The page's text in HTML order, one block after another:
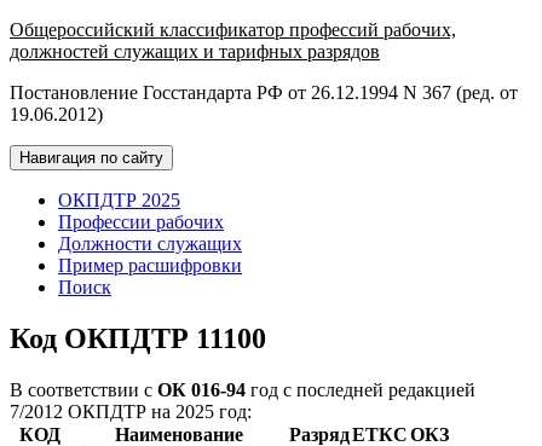
Общероссийский классификатор профессий рабочих,
должностей служащих и тарифных разрядов
Постановление Госстандарта РФ от 26.12.1994 N 367 (ред. от
19.06.2012)
Навигация по сайту
ОКПДТР 2025
Профессии рабочих
Должности служащих
Пример расшифровки
Поиск
Код ОКПДТР 11100
В соответствии с ОК 016-94 год с последней редакцией
7/2012 ОКПДТР на 2025 год:
КОД
Наименование РазрядЕТКСОКЗ